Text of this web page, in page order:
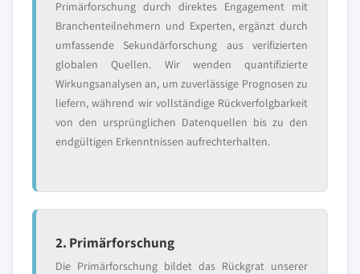
Primärforschung durch direktes Engagement mit
Branchenteilnehmern und Experten, ergänzt durch
umfassende Sekundärforschung aus verifizierten
globalen Quellen. Wir wenden quantifizierte
Wirkungsanalysen an, um zuverlässige Prognosen zu
liefern, während wir vollständige Rückverfolgbarkeit
von den ursprünglichen Datenquellen bis zu den
endgültigen Erkenntnissen aufrechterhalten.
2. Primärforschung
Die Primärforschung bildet das Rückgrat unserer